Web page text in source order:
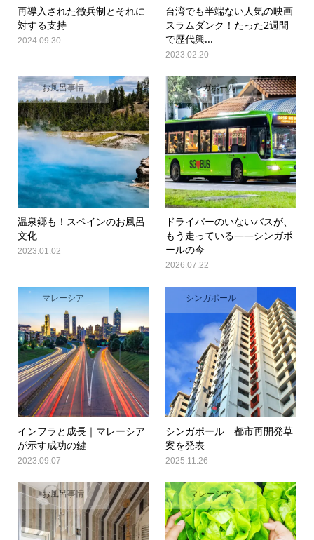
再導入された徴兵制とそれに
対する支持
2024.09.30
台湾でも半端ない人気の映画
スラムダンク！たった2週間
で歴代興...
2023.02.20
お風呂事情
温泉郷も！スペインのお風呂
文化
2023.01.02
シンガポール
ドライバーのいないバスが、
もう走っている――シンガポ
ールの今
2026.07.22
マレーシア
インフラと成長｜マレーシア
が示す成功の鍵
2023.09.07
シンガポール
シンガポール 都市再開発草
案を発表
2025.11.26
お風呂事情 マレーシア